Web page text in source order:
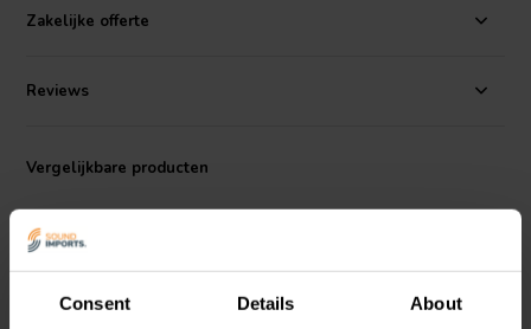
Consent Details About
Met een frequentiebereik van 300 tot 20000 Hz en een gemiddeld
onderdeel van compacte
ontwerpen is het een
De K 28 WP - 8 maakt gebruik van soldeeraansluitingen en vereist
een uitsparing van 24 mm voor montage. De voorzijde bereikt IP65-
bescherming wanneer de speaker in een afgesloten behuizing wordt
ingebouwd, waarbij lijmen en een frontgrill indien nodig worden
toegepast.
Zakelijke offerte
Reviews
Vergelijkbare producten